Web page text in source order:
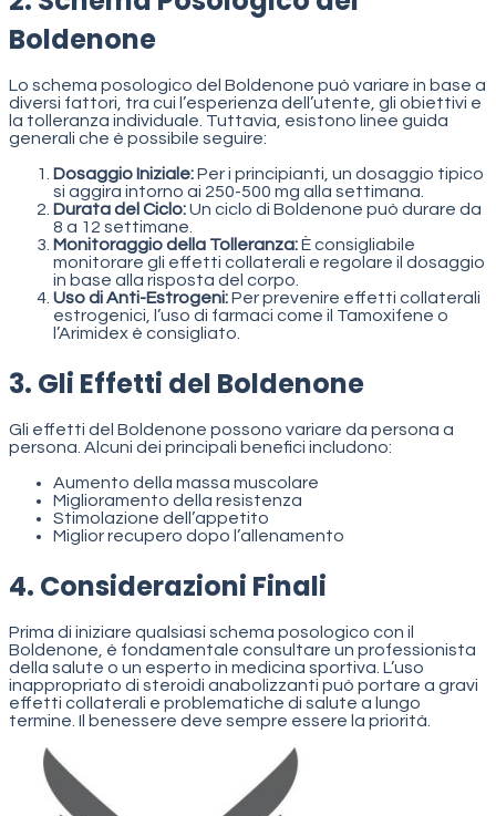
Boldenone
Lo schema posologico del Boldenone può variare in base a
diversi fattori, tra cui l’esperienza dell’utente, gli obiettivi e
la tolleranza individuale. Tuttavia, esistono linee guida
generali che è possibile seguire:
Dosaggio Iniziale:Per i principianti, un dosaggio tipico
si aggira intorno ai 250-500 mg alla settimana.
Durata del Ciclo:Un ciclo di Boldenone può durare da
8 a 12 settimane.
Monitoraggio della Tolleranza:È consigliabile
monitorare gli effetti collaterali e regolare il dosaggio
in base alla risposta del corpo.
Uso di Anti-Estrogeni:Per prevenire effetti collaterali
estrogenici, l’uso di farmaci come il Tamoxifene o
l’Arimidex è consigliato.
3. Gli Effetti del Boldenone
Gli effetti del Boldenone possono variare da persona a
persona. Alcuni dei principali benefici includono:
Aumento della massa muscolare
Miglioramento della resistenza
Stimolazione dell’appetito
Miglior recupero dopo l’allenamento
4. Considerazioni Finali
Prima di iniziare qualsiasi schema posologico con il
Boldenone, è fondamentale consultare un professionista
della salute o un esperto in medicina sportiva. L’uso
inappropriato di steroidi anabolizzanti può portare a gravi
effetti collaterali e problematiche di salute a lungo
termine. Il benessere deve sempre essere la priorità.